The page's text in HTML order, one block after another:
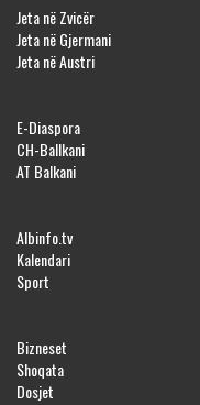
Jeta në Zvicër
Jeta në Gjermani
Jeta në Austri
E-Diaspora
CH-Ballkani
AT Balkani
Albinfo.tv
Kalendari
Sport
Bizneset
Shoqata
Dosjet